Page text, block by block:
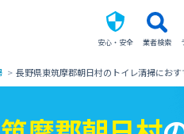
安心・安全 業者検索
長野県東筑摩郡朝日村のトイレ清掃にお